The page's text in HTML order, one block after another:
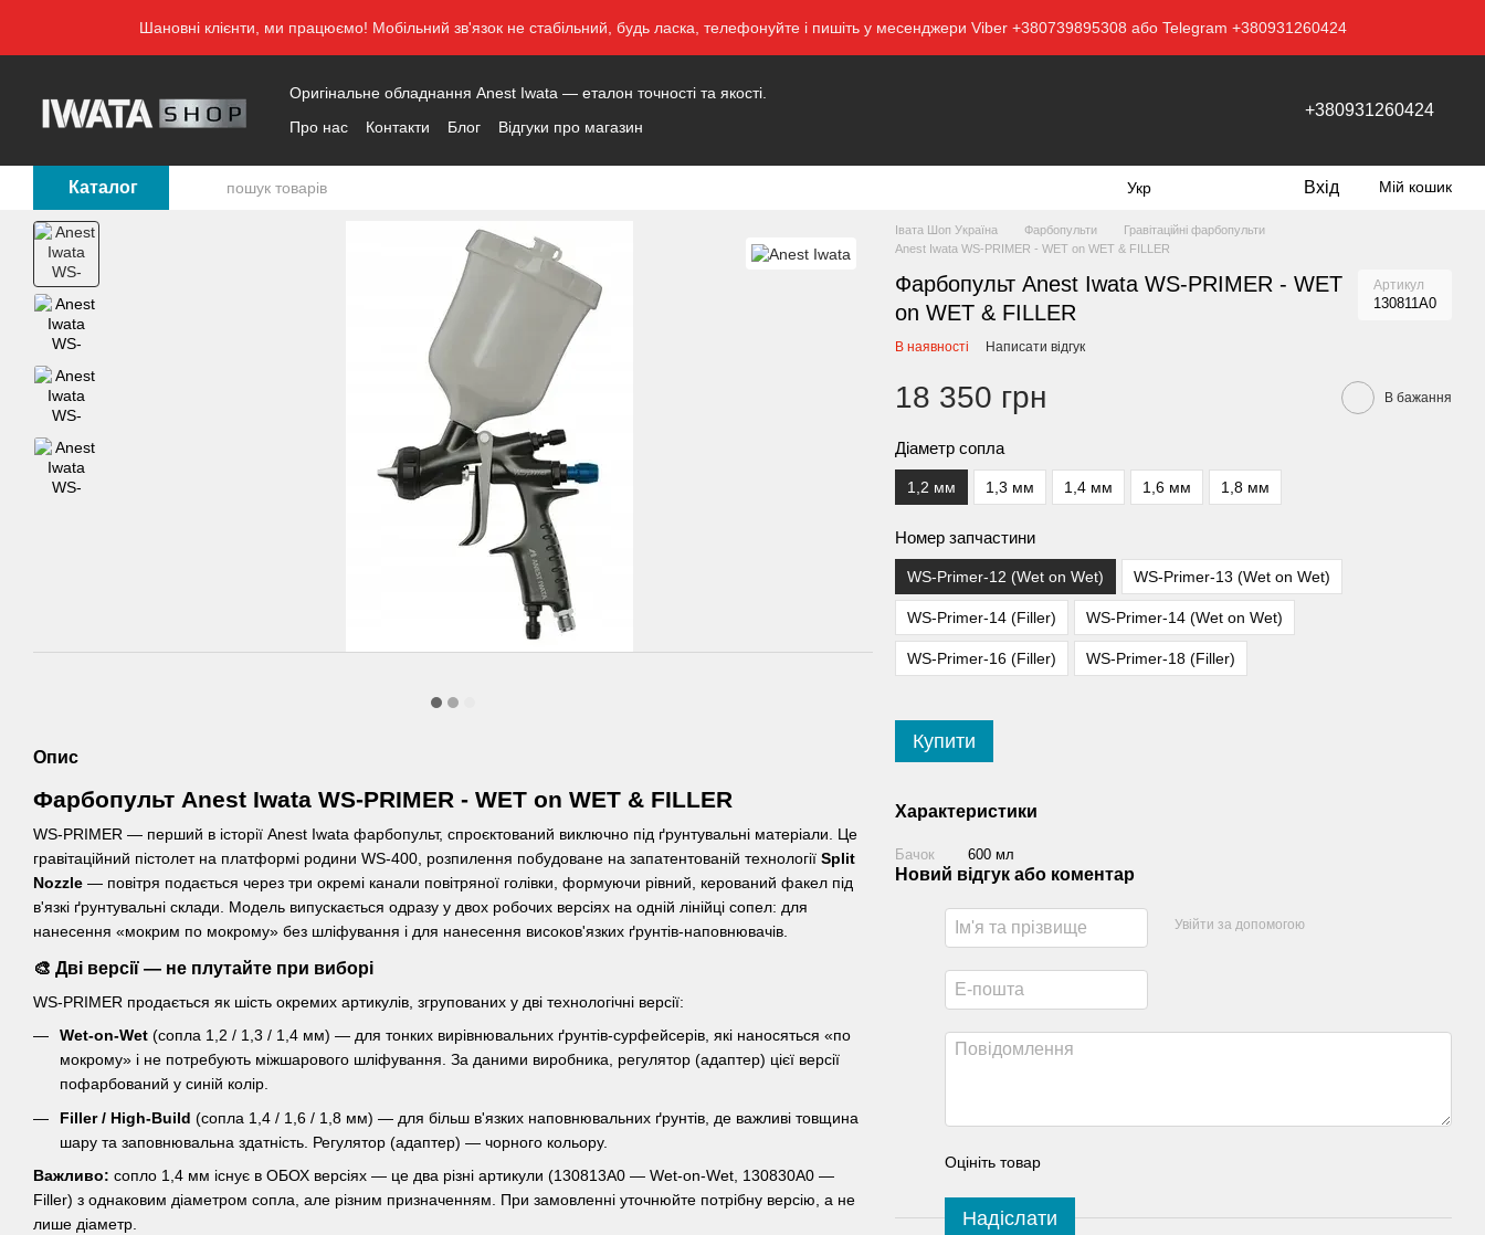
Шановні клієнти, ми працюємо! Мобільний зв'язок не стабільний, будь ласка, телефонуйте і пишіть у месенджери Viber +380739895308 або Telegram +380931260424
Оригінальне обладнання Anest Iwata — еталон точності та якості.
Про нас
Контакти Блог Відгуки про магазин
+380931260424
Каталог Укр Вхід Мій кошик
Опис
Фарбопульт Anest Iwata WS-PRIMER - WET on WET & FILLER
WS-PRIMER — перший в історії Anest Iwata фарбопульт, спроєктований виключно під ґрунтувальні матеріали. Це
гравітаційний пістолет на платформі родини WS-400, розпилення побудоване на запатентованій технології Split
Nozzle — повітря подається через три окремі канали повітряної голівки, формуючи рівний, керований факел під
в'язкі ґрунтувальні склади. Модель випускається одразу у двох робочих версіях на одній лінійці сопел: для
нанесення «мокрим по мокрому» без шліфування і для нанесення високов'язких ґрунтів-наповнювачів.
🎨 Дві версії — не плутайте при виборі
WS-PRIMER продається як шість окремих артикулів, згрупованих у дві технологічні версії:
Wet-on-Wet (сопла 1,2 / 1,3 / 1,4 мм) — для тонких вирівнювальних ґрунтів-сурфейсерів, які наносяться «по
мокрому» і не потребують міжшарового шліфування. За даними виробника, регулятор (адаптер) цієї версії
пофарбований у синій колір.
Filler / High-Build (сопла 1,4 / 1,6 / 1,8 мм) — для більш в'язких наповнювальних ґрунтів, де важливі товщина
шару та заповнювальна здатність. Регулятор (адаптер) — чорного кольору.
Важливо: сопло 1,4 мм існує в ОБОХ версіях — це два різні артикули (130813A0 — Wet-on-Wet, 130830A0 —
Filler) з однаковим діаметром сопла, але різним призначенням. При замовленні уточнюйте потрібну версію, а не
лише діаметр.
Івата Шоп Україна Фарбопульти
Гравітаційні фарбопульти
Anest Iwata WS-PRIMER - WET on WET & FILLER
Фарбопульт Anest Iwata WS-PRIMER - WET
on WET & FILLER
Артикул
130811A0
В наявності Написати відгук
18 350 грн В бажання
Діаметр сопла
1,2 мм 1,3 мм 1,4 мм 1,6 мм 1,8 мм
Номер запчастини
WS-Primer-12 (Wet on Wet) WS-Primer-13 (Wet on Wet)
WS-Primer-14 (Filler) WS-Primer-14 (Wet on Wet)
WS-Primer-16 (Filler) WS-Primer-18 (Filler)
Купити
Характеристики
Бачок 600 мл
Новий відгук або коментар
Увійти за допомогою
Оцініть товар
Надіслати